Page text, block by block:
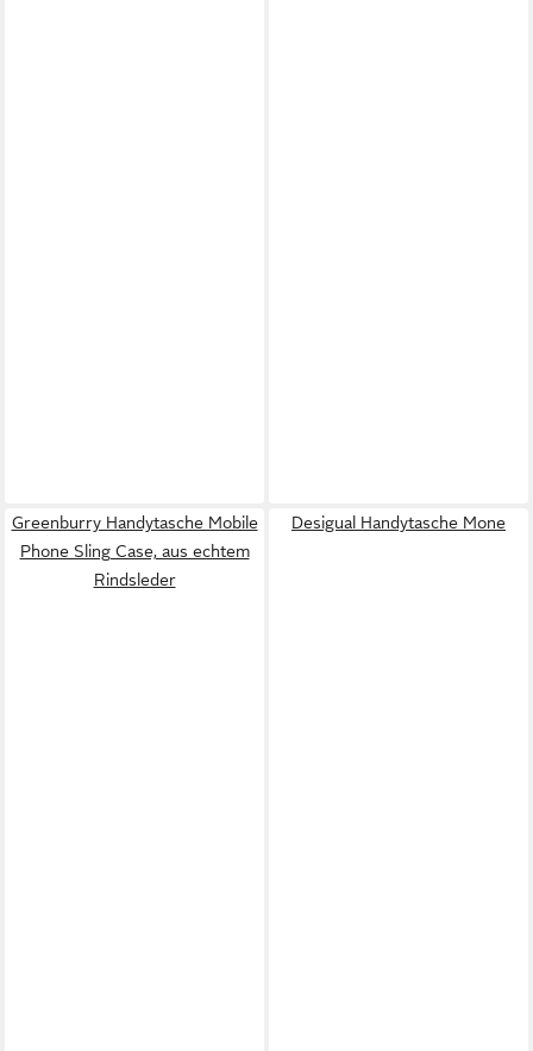
Greenburry Handytasche Mobile
Phone Sling Case, aus echtem
Rindsleder
Desigual Handytasche Mone